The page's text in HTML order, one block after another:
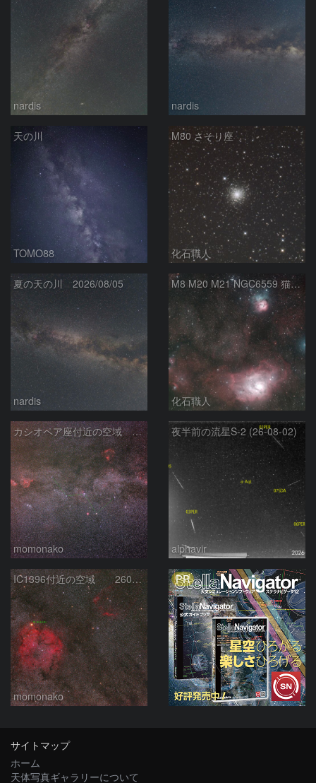
nardis nardis
天の川
TOMO88
M80 さそり座
化石職人
夏の天の川 2026/08/05
nardis
M8 M20 M21 NGC6559 猫の手星雲 いて座
化石職人
カシオペア座付近の空域 260720
momonako
夜半前の流星S-2 (26-08-02)
alphavir
IC1396付近の空域 260720
momonako
PR
サイトマップ
ホーム
天体写真ギャラリーについて